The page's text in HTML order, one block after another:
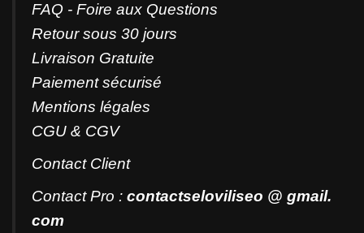
FAQ - Foire aux Questions
Retour sous 30 jours
Livraison Gratuite
Paiement sécurisé
Mentions légales
CGU & CGV
ContactClient
Contact Pro : contactseloviliseo @ gmail.
com